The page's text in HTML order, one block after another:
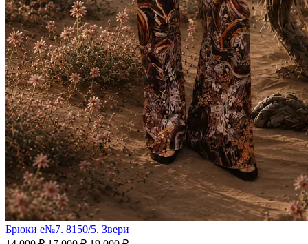
Брюки e№7. 8150/5. Звери